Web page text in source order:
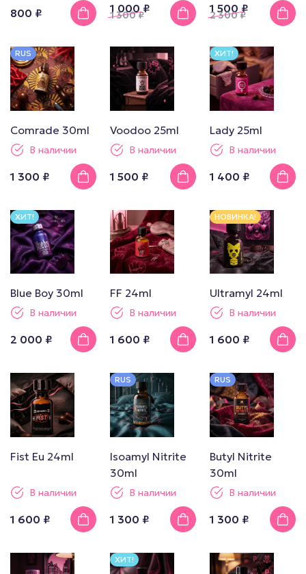
800 ₽ 1 000 ₽
1 300₽ 1 500 ₽
2 300₽
RUS
Comrade 30ml
В наличии
1 300 ₽
Voodoo 25ml
В наличии
1 500 ₽
ХИТ!
Lady 25ml
В наличии
1 400 ₽
ХИТ!
Blue Boy 30ml
В наличии
2 000 ₽
FF 24ml
В наличии
1 600 ₽
НОВИНКА!
Ultramyl 24ml
В наличии
1 600 ₽
Fist Eu 24ml
В наличии
1 600 ₽
RUS
Isoamyl Nitrite
30ml
В наличии
1 300 ₽
RUS
Butyl Nitrite
30ml
В наличии
1 300 ₽
ХИТ!